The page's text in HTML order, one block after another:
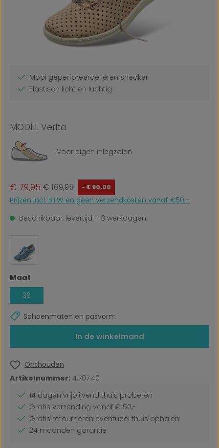
Mooi geperforeerde leren sneaker
Elastisch licht en luchtig
MODEL Verita
Voor eigen inlegzolen
Verkoopprijs:
€ 79,95 Normale prijs:
€ 169,95 - € 90,00
Prijzen incl. BTW en geen verzendkosten vanaf €50,-
Beschikbaar, levertijd: 1-3 werkdagen
Selecteer
Maat
36
Schoenmaten en pasvorm
In de winkelmand
Onthouden
Artikelnummer: 4.707.40
14 dagen vrijblijvend thuis proberen
Gratis verzending vanaf € 50,-
Gratis retourneren eventueel thuis ophalen
24 maanden garantie